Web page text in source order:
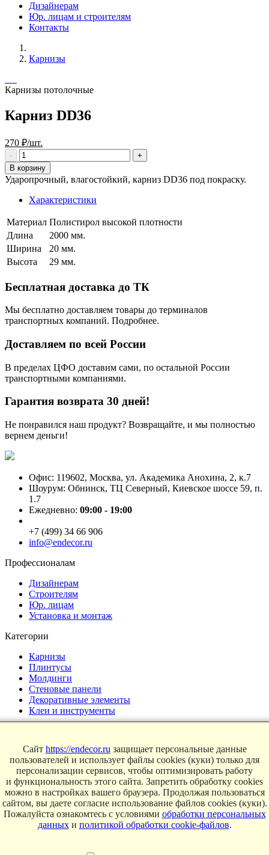
Дизайнерам
Юр. лицам и строителям
Контакты
Карнизы
Карнизы потолочные
Карниз DD36
270 ₽/шт.
В корзину
Ударопрочный, влагостойкий, карниз DD36 под покраску.
Характеристики
Материал Полистирол высокой плотности
Длина
2000 мм.
Ширина
20 мм.
Высота
29 мм.
Бесплатная доставка до ТК
Мы бесплатно доставляем товары до терминалов
транспортных компаний. Подробнее.
Доставляем по всей России
В пределах ЦФО доставим сами, по остальной России
транспортными компаниями.
Гарантия возврата 30 дней!
Не понравился наш продукт? Возвращайте, и мы полностью
вернем деньги!
Офис: 119602, Москва, ул. Академика Анохина, 2, к.7
Шоурум: Обнинск, ТЦ Северный, Киевское шоссе 59, п.
1.7
Ежедневно: 09:00 - 19:00
+7 (499) 34 66 906
info@endecor.ru
Профессионалам
Дизайнерам
Строителям
Юр. лицам
Установка и монтаж
Категории
Карнизы
Плинтусы
Молдинги
Стеновые панели
Декоративные элементы
Клеи и инструменты
Интерьеры
Блог
Магазин
О компании
Контакты
Условия продаж
Сайт https://endecor.ru защищает персональные данные
пользователей и использует файлы cookies (куки) только для
персонализации сервисов, чтобы оптимизировать работу
и функциональность этого сайта. Запретить обработку cookies
можно в настройках вашего браузера. Продолжая пользоваться
сайтом, вы даете согласие использование файлов cookies (куки).
Пожалуйста ознакомтесь с условиями обработки персональных
данныхи политикой обработки cookie-файлов.